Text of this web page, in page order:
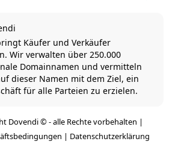
Käufer und Verkäufer
Wir verwalten über 250.000
Domainnamen und vermitteln
dieser Namen mit dem Ziel, ein
für alle Parteien zu erzielen.
Dovendi © - alle Rechte vorbehalten |
| Datenschutzerklärung